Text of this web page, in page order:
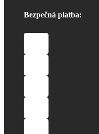
Bezpečná platba: